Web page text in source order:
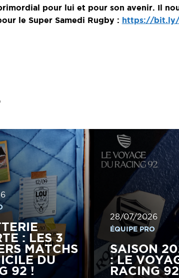
pour lui et pour son avenir. Il
le Super Samedi Rugby : https://bit.ly/
: LES 3
MATCHS
DU
92 !
28/07/2026
ÉQUIPE PRO
SAISON
: LE
RACING 92